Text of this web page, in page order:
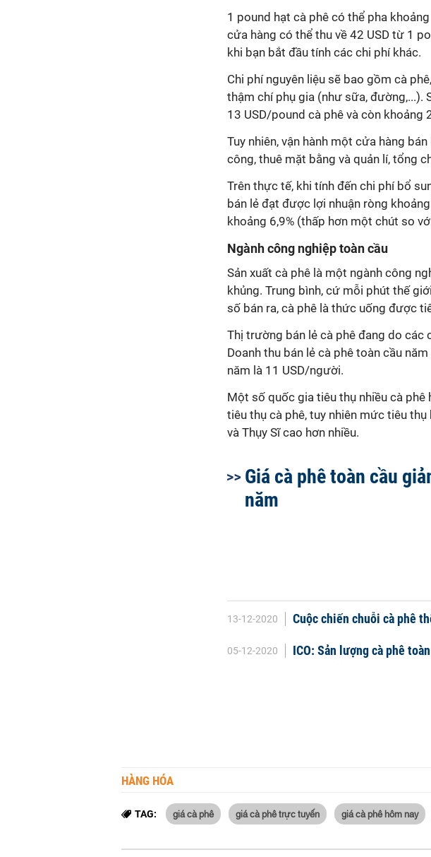
1 pound hạt cà phê có thể pha
cửa hàng có thể thu về 42 USD từ 1
khi bạn bắt đầu tính các chi phí khác.
Chi phí nguyên liệu sẽ bao gồm cà
thậm chí phụ gia (như sữa, đường,...).
13 USD/pound cà phê và còn khoảng
Tuy nhiên, vận hành một cửa hàng
công, thuê mặt bằng và quản lí, tổng
Trên thực tế, khi tính đến chi phí bổ
bán lẻ đạt được lợi nhuận ròng
khoảng 6,9% (thấp hơn một chút so
Ngành công nghiệp toàn cầu
Sản xuất cà phê là một ngành công
khủng. Trung bình, cứ mỗi phút thế
số bán ra, cà phê là thức uống được
Thị trường bán lẻ cà phê đang do
Doanh thu bán lẻ cà phê toàn cầu
năm là 11 USD/người.
Một số quốc gia tiêu thụ nhiều cà phê
tiêu thụ cà phê, tuy nhiên mức tiêu
và Thụy Sĩ cao hơn nhiều.
Giá cà phê toàn cầu
năm
13-12-2020 Cuộc chiến chuỗi cà phê
05-12-2020 ICO: Sản lượng cà phê
HÀNG HÓA
TAG: giá cà phê giá cà phê trực tuyến giá cà phê hôm nay